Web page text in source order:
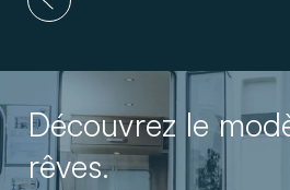
Découvrez le
rêves.